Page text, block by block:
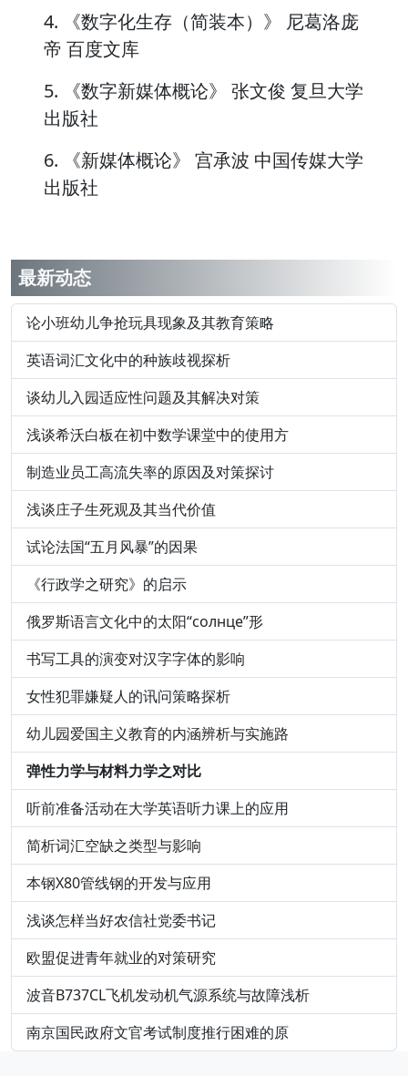
4. 《数字化生存（简装本）》 尼葛洛庞
帝 百度文库
5. 《数字新媒体概论》 张文俊 复旦大学
出版社
6. 《新媒体概论》 宫承波 中国传媒大学
出版社
最新动态
论小班幼儿争抢玩具现象及其教育策略
英语词汇文化中的种族歧视探析
谈幼儿入园适应性问题及其解决对策
浅谈希沃白板在初中数学课堂中的使用方
制造业员工高流失率的原因及对策探讨
浅谈庄子生死观及其当代价值
试论法国“五月风暴”的因果
《行政学之研究》的启示
俄罗斯语言文化中的太阳“солнце”形
书写工具的演变对汉字字体的影响
女性犯罪嫌疑人的讯问策略探析
幼儿园爱国主义教育的内涵辨析与实施路
弹性力学与材料力学之对比
听前准备活动在大学英语听力课上的应用
简析词汇空缺之类型与影响
本钢X80管线钢的开发与应用
浅谈怎样当好农信社党委书记
欧盟促进青年就业的对策研究
波音B737CL飞机发动机气源系统与故障浅析
南京国民政府文官考试制度推行困难的原